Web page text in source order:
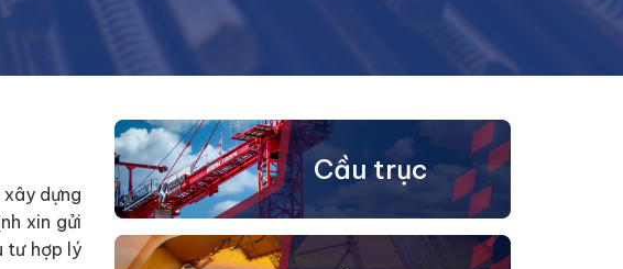
dựng
xin gửi
tư hợp lý
Cầu trục